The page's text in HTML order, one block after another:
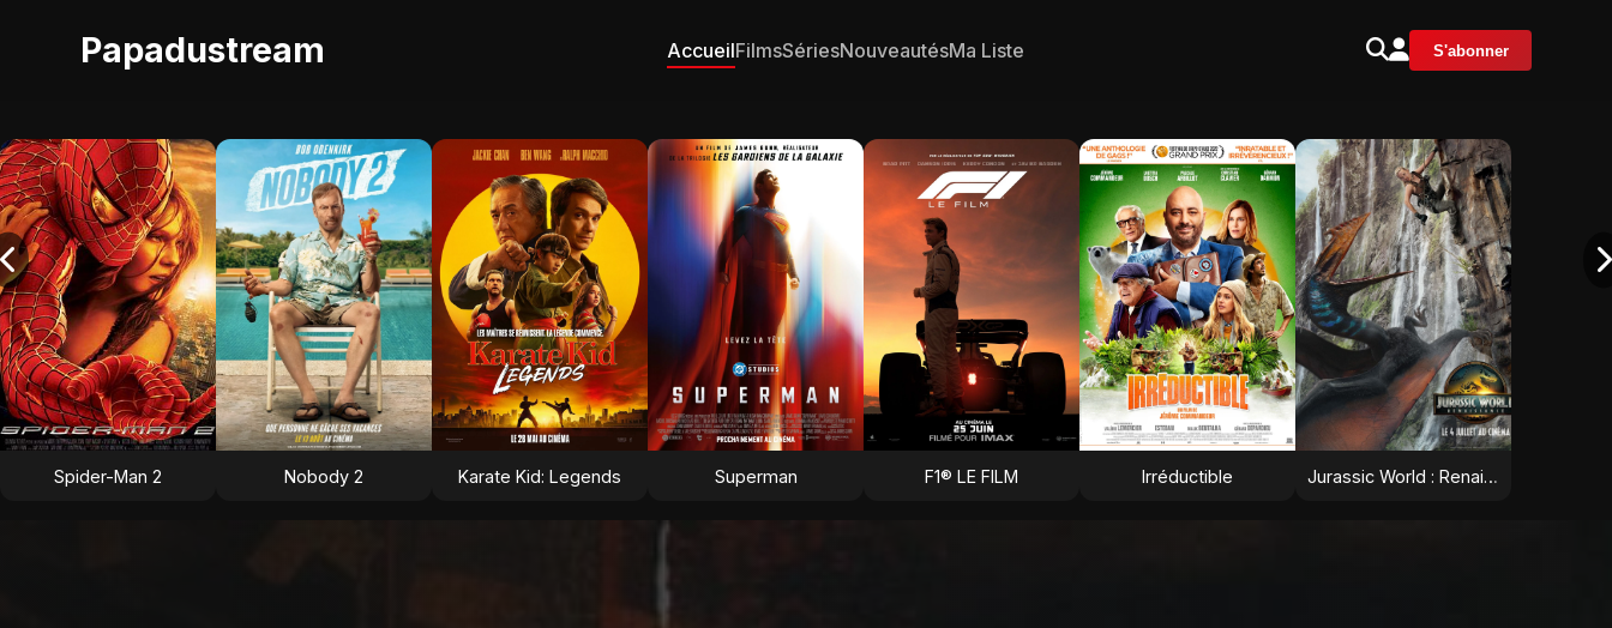
Papadustream AccueilFilmsSériesNouveautésMa Liste S'abonner
Spider-Man 2 Nobody 2 Karate Kid: Legends Superman F1® LE FILM Irréductible Jurassic World : Renaissance